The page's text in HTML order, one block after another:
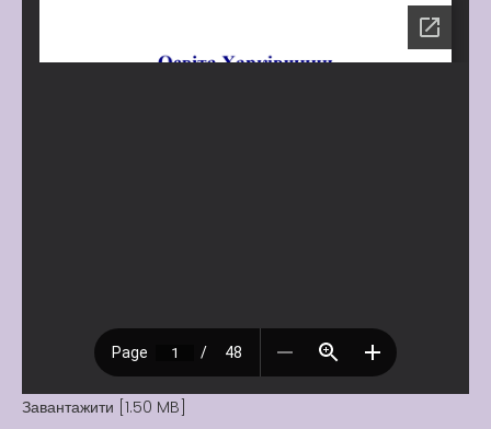
Завантажити [1.50 MB]